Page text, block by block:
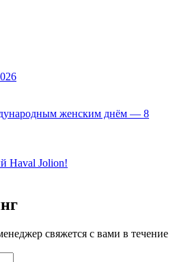
женским днём — 8
Haval Jolion!
свяжется с вами в течение